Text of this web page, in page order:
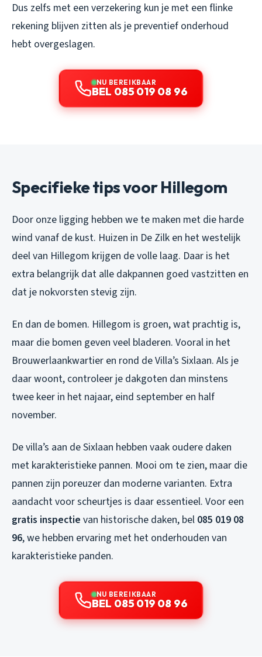
Dus zelfs met een verzekering kun je met een flinke
rekening blijven zitten als je preventief onderhoud
hebt overgeslagen.
NU BEREIKBAAR
BEL 085 019 08 96
Specifieke tips voor Hillegom
Door onze ligging hebben we te maken met die harde
wind vanaf de kust. Huizen in De Zilk en het westelijk
deel van Hillegom krijgen de volle laag. Daar is het
extra belangrijk dat alle dakpannen goed vastzitten en
dat je nokvorsten stevig zijn.
En dan de bomen. Hillegom is groen, wat prachtig is,
maar die bomen geven veel bladeren. Vooral in het
Brouwerlaankwartier en rond de Villa’s Sixlaan. Als je
daar woont, controleer je dakgoten dan minstens
twee keer in het najaar, eind september en half
november.
De villa’s aan de Sixlaan hebben vaak oudere daken
met karakteristieke pannen. Mooi om te zien, maar die
pannen zijn poreuzer dan moderne varianten. Extra
aandacht voor scheurtjes is daar essentieel. Voor een
gratis inspectie van historische daken, bel 085 019 08
96, we hebben ervaring met het onderhouden van
karakteristieke panden.
NU BEREIKBAAR
BEL 085 019 08 96